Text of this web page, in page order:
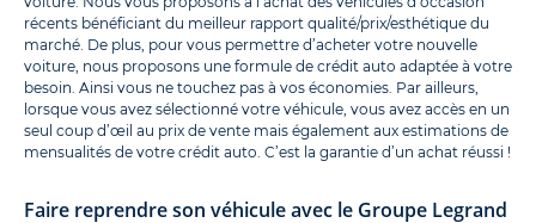
récents bénéficiant du meilleur rapport qualité/prix/esthétique du
marché. De plus, pour vous permettre d’acheter votre nouvelle
voiture, nous proposons une formule de crédit auto adaptée à votre
besoin. Ainsi vous ne touchez pas à vos économies. Par ailleurs,
lorsque vous avez sélectionné votre véhicule, vous avez accès en un
seul coup d’œil au prix de vente mais également aux estimations de
mensualités de votre crédit auto. C’est la garantie d’un achat réussi !
Faire reprendre son véhicule avec le Groupe Legrand